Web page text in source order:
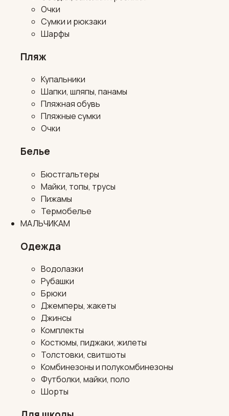
Очки
Сумки и рюкзаки
Шарфы
Пляж
Купальники
Шапки, шляпы, панамы
Пляжная обувь
Пляжные сумки
Очки
Белье
Бюстгальтеры
Майки, топы, трусы
Пижамы
Термобелье
МАЛЬЧИКАМ
Одежда
Водолазки
Рубашки
Брюки
Джемперы, жакеты
Джинсы
Комплекты
Костюмы, пиджаки, жилеты
Толстовки, свитшоты
Комбинезоны и полукомбинезоны
Футболки, майки, поло
Шорты